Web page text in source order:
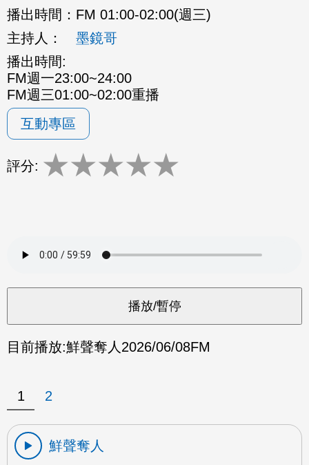
播出時間： FM 01:00-02:00(週三)
主持人：
墨鏡哥
播出時間:
FM週一23:00~24:00
FM週三01:00~02:00重播
互動專區
評分: ★★★★★
目前播放:鮮聲奪人2026/06/08FM
1 2
鮮聲奪人